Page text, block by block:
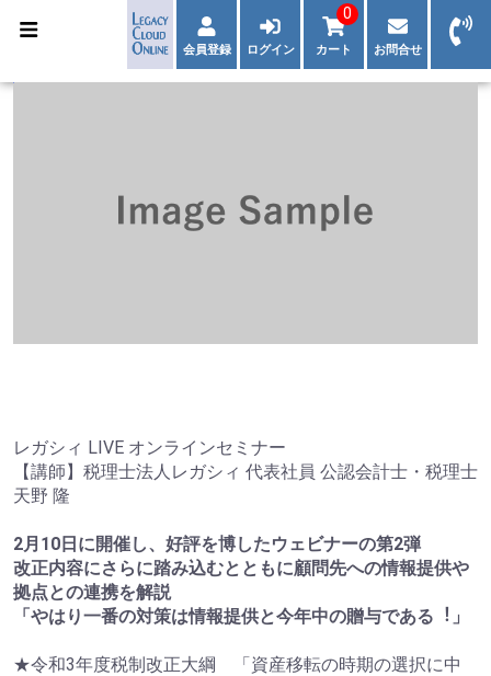
会員登録 ログイン カート
0
お問合せ
レガシィ LIVE オンラインセミナー
【講師】税理士法人レガシィ 代表社員 公認会計士・税理士
天野 隆
2月10日に開催し、好評を博したウェビナーの第2弾
改正内容にさらに踏み込むとともに顧問先への情報提供や
拠点との連携を解説
「やはり一番の対策は情報提供と今年中の贈与である︕」
★令和3年度税制改正大綱 「資産移転の時期の選択に中